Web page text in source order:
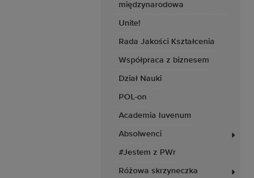
międzynarodowa
Unite!
Rada Jakości Kształcenia
Współpraca z biznesem
Dział Nauki
POL-on
Academia Iuvenum
Absolwenci
#Jestem z PWr
Różowa skrzyneczka